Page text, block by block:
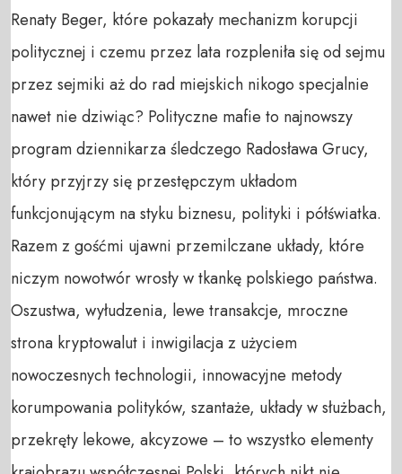
Renaty Beger, które pokazały mechanizm korupcji
politycznej i czemu przez lata rozpleniła się od sejmu
przez sejmiki aż do rad miejskich nikogo specjalnie
nawet nie dziwiąc? Polityczne mafie to najnowszy
program dziennikarza śledczego Radosława Grucy,
który przyjrzy się przestępczym układom
funkcjonującym na styku biznesu, polityki i półświatka.
Razem z gośćmi ujawni przemilczane układy, które
niczym nowotwór wrosły w tkankę polskiego państwa.
Oszustwa, wyłudzenia, lewe transakcje, mroczne
strona kryptowalut i inwigilacja z użyciem
nowoczesnych technologii, innowacyjne metody
korumpowania polityków, szantaże, układy w służbach,
przekręty lekowe, akcyzowe – to wszystko elementy